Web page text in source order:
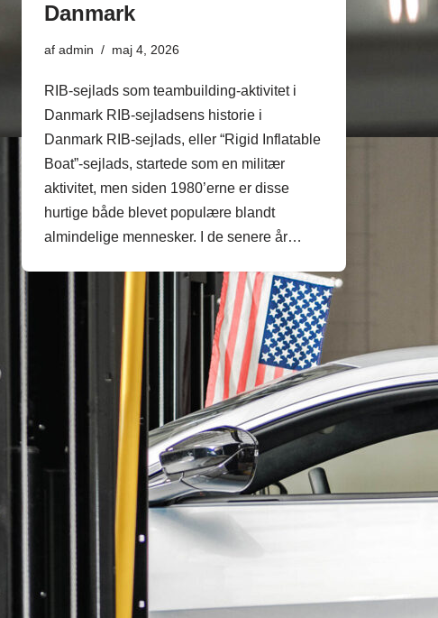
Danmark
af admin maj 4, 2026
RIB-sejlads som teambuilding-aktivitet i
Danmark RIB-sejladsens historie i
Danmark RIB-sejlads, eller “Rigid Inflatable
Boat”-sejlads, startede som en militær
aktivitet, men siden 1980’erne er disse
hurtige både blevet populære blandt
almindelige mennesker. I de senere år…